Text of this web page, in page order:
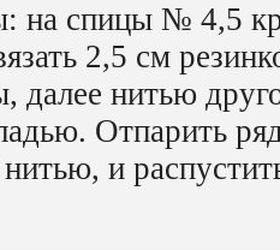
на спицы № 4,5
2,5 см
далее нитью
Отпарить
и